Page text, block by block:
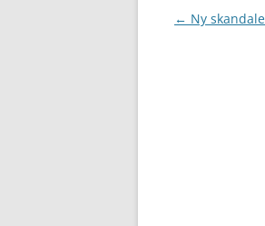
Post
← Ny